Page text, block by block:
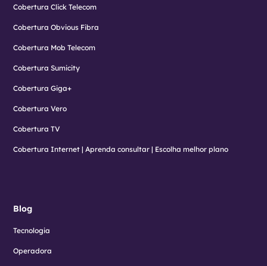
Cobertura Click Telecom
Cobertura Obvious Fibra
Cobertura Mob Telecom
Cobertura Sumicity
Cobertura Giga+
Cobertura Vero
Cobertura TV
Cobertura Internet | Aprenda consultar | Escolha melhor plano
Blog
Tecnologia
Operadora